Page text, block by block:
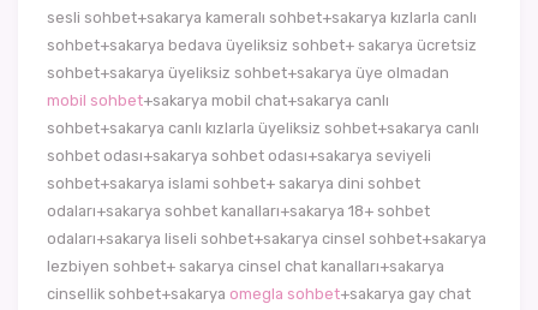
sesli sohbet+sakarya kameralı sohbet+sakarya kızlarla canlı
sohbet+sakarya bedava üyeliksiz sohbet+ sakarya ücretsiz
sohbet+sakarya üyeliksiz sohbet+sakarya üye olmadan
mobil sohbet+sakarya mobil chat+sakarya canlı
sohbet+sakarya canlı kızlarla üyeliksiz sohbet+sakarya canlı
sohbet odası+sakarya sohbet odası+sakarya seviyeli
sohbet+sakarya islami sohbet+ sakarya dini sohbet
odaları+sakarya sohbet kanalları+sakarya 18+ sohbet
odaları+sakarya liseli sohbet+sakarya cinsel sohbet+sakarya
lezbiyen sohbet+ sakarya cinsel chat kanalları+sakarya
cinsellik sohbet+sakarya omegla sohbet+sakarya gay chat